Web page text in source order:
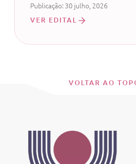
Computação
Publicação: 30 julho, 2026
VER EDITAL
VOLTAR AO